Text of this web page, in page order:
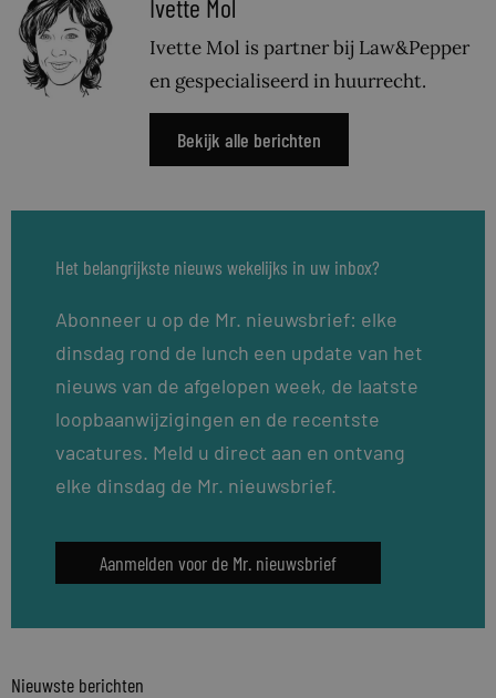
Ivette Mol
Ivette Mol is partner bij Law&Pepper
en gespecialiseerd in huurrecht.
Bekijk alle berichten
Het belangrijkste nieuws wekelijks in uw inbox?
Abonneer u op de Mr. nieuwsbrief: elke
dinsdag rond de lunch een update van het
nieuws van de afgelopen week, de laatste
loopbaanwijzigingen en de recentste
vacatures. Meld u direct aan en ontvang
elke dinsdag de Mr. nieuwsbrief.
Aanmelden voor de Mr. nieuwsbrief
Nieuwste berichten